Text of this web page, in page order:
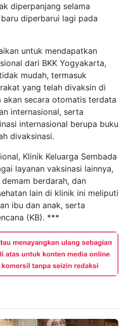
diperpanjang selama
diperbarui lagi pada
untuk mendapatkan
dari BKK Yogyakarta,
mudah, termasuk
yang telah divaksin di
akan secara otomatis terdata
internasional, serta
internasional berupa buku
divaksinasi.
Klinik Keluarga Sembada
layanan vaksinasi lainnya,
berdarah, dan
lain di klinik ini meliputi
ibu dan anak, serta
(KB). ***